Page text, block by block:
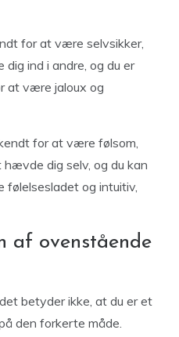
for at være selvsikker,
ind i andre, og du er
at være jaloux og
for at være følsom,
dig selv, og du kan
og intuitiv,
af ovenstående
det betyder ikke, at du er et
den forkerte måde.